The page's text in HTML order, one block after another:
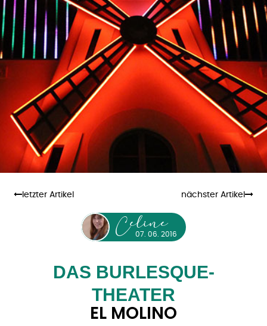
letzter Artikel
Celine
07. 06. 2016
nächster Artikel
DAS BURLESQUE-
THEATER
EL MOLINO